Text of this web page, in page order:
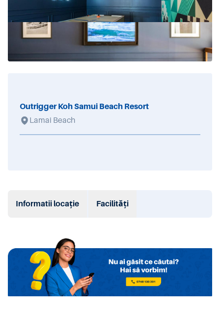
Outrigger Koh Samui Beach Resort
Lamai Beach
Informatii locație Facilități